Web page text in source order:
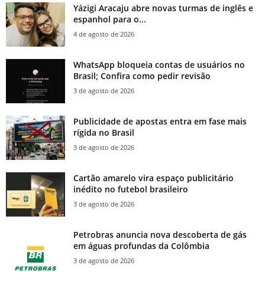
Yázigi Aracaju abre novas turmas de inglês e
espanhol para o...
4 de agosto de 2026
WhatsApp bloqueia contas de usuários no
Brasil; Confira como pedir revisão
3 de agosto de 2026
Publicidade de apostas entra em fase mais
rígida no Brasil
3 de agosto de 2026
Cartão amarelo vira espaço publicitário
inédito no futebol brasileiro
3 de agosto de 2026
Petrobras anuncia nova descoberta de gás
em águas profundas da Colômbia
3 de agosto de 2026